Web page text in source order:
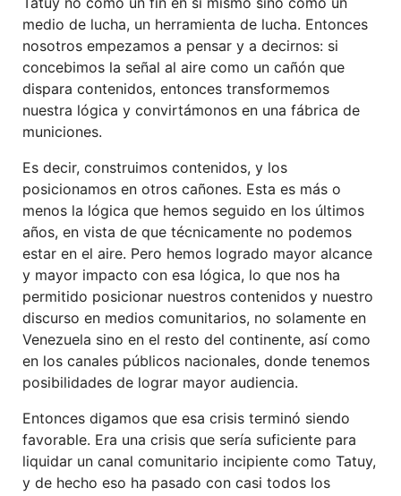
medio de lucha, un herramienta de lucha. Entonces
nosotros empezamos a pensar y a decirnos: si
concebimos la señal al aire como un cañón que
dispara contenidos, entonces transformemos
nuestra lógica y convirtámonos en una fábrica de
municiones.
Es decir, construimos contenidos, y los
posicionamos en otros cañones. Esta es más o
menos la lógica que hemos seguido en los últimos
años, en vista de que técnicamente no podemos
estar en el aire. Pero hemos logrado mayor alcance
y mayor impacto con esa lógica, lo que nos ha
permitido posicionar nuestros contenidos y nuestro
discurso en medios comunitarios, no solamente en
Venezuela sino en el resto del continente, así como
en los canales públicos nacionales, donde tenemos
posibilidades de lograr mayor audiencia.
Entonces digamos que esa crisis terminó siendo
favorable. Era una crisis que sería suficiente para
liquidar un canal comunitario incipiente como Tatuy,
y de hecho eso ha pasado con casi todos los